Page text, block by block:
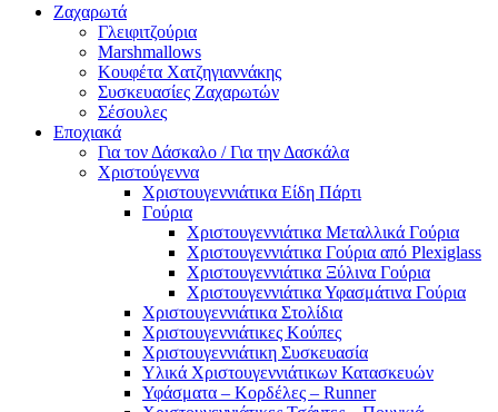
Ζαχαρωτά
Γλειφιτζούρια
Marshmallows
Κουφέτα Χατζηγιαννάκης
Συσκευασίες Ζαχαρωτών
Σέσουλες
Εποχιακά
Για τον Δάσκαλο / Για την Δασκάλα
Χριστούγεννα
Χριστουγεννιάτικα Είδη Πάρτι
Γούρια
Χριστουγεννιάτικα Μεταλλικά Γούρια
Χριστουγεννιάτικα Γούρια από Plexiglass
Χριστουγεννιάτικα Ξύλινα Γούρια
Χριστουγεννιάτικα Υφασμάτινα Γούρια
Χριστουγεννιάτικα Στολίδια
Χριστουγεννιάτικες Κούπες
Χριστουγεννιάτικη Συσκευασία
Υλικά Χριστουγεννιάτικων Κατασκευών
Υφάσματα – Κορδέλες – Runner